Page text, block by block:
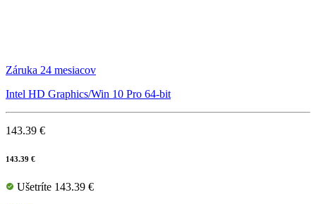
Záruka 24 mesiacov
Intel HD Graphics/Win 10 Pro 64-bit
143.39 €
143.39 €
Ušetríte 143.39 €